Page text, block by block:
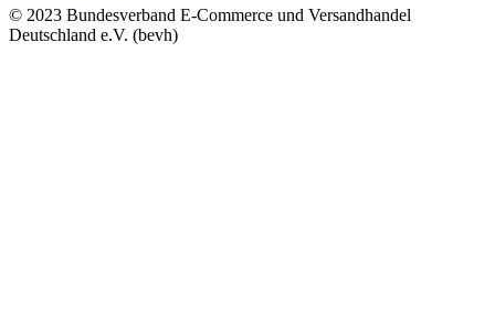
© 2023 Bundesverband E-Commerce und Versandhandel
Deutschland e.V. (bevh)